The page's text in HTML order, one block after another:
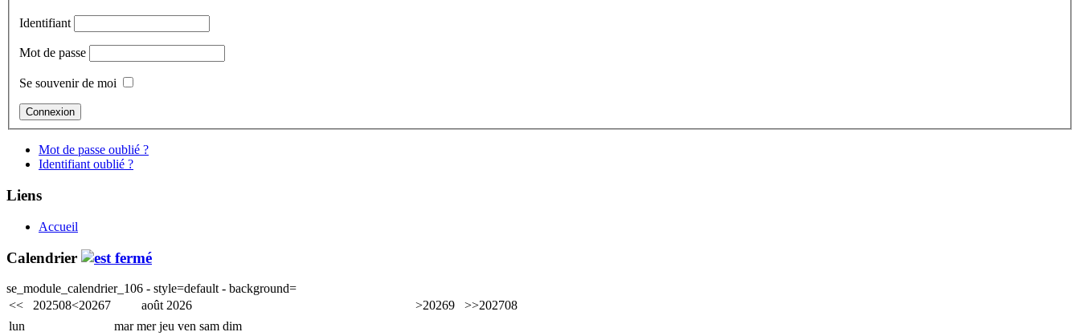
Identifiant
Mot de passe
Se souvenir de moi
Mot de passe oublié ?
Identifiant oublié ?
Liens
Accueil
Calendrier
se_module_calendrier_106 - style=default - background=
<< 202508<20267 août 2026 >20269 >>202708
lun
mar mer jeu ven sam dim